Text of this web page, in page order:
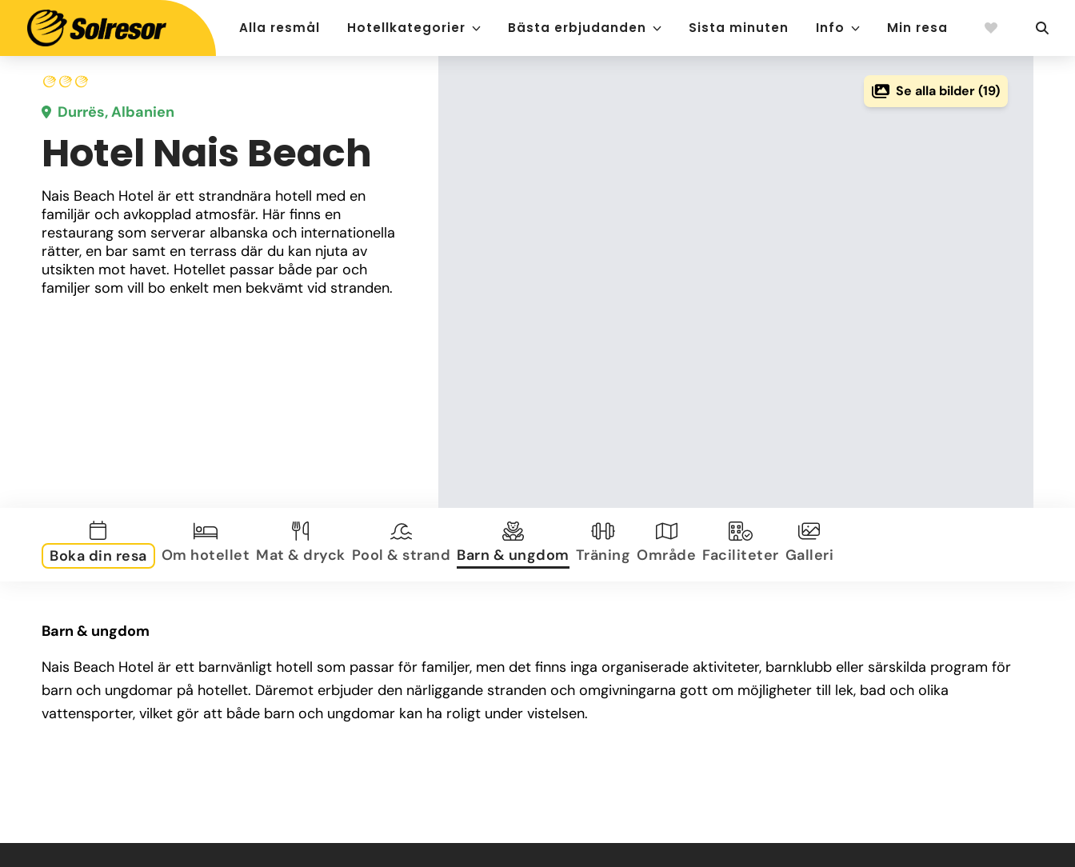
Alla resmål Hotellkategorier Bästa erbjudanden Sista minuten Info Min resa
Durrës, Albanien
Hotel Nais Beach
Nais Beach Hotel är ett strandnära hotell med en
familjär och avkopplad atmosfär. Här finns en
restaurang som serverar albanska och internationella
rätter, en bar samt en terrass där du kan njuta av
utsikten mot havet. Hotellet passar både par och
familjer som vill bo enkelt men bekvämt vid stranden.
Se alla bilder (19)
Boka din resa Om hotellet Mat & dryck Pool & strand Barn & ungdom Träning Område Faciliteter Galleri
Barn & ungdom
Nais Beach Hotel är ett barnvänligt hotell som passar för familjer, men det finns inga organiserade aktiviteter, barnklubb eller särskilda program för
barn och ungdomar på hotellet. Däremot erbjuder den närliggande stranden och omgivningarna gott om möjligheter till lek, bad och olika
vattensporter, vilket gör att både barn och ungdomar kan ha roligt under vistelsen.